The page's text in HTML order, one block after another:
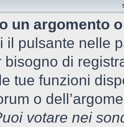
un argomento
il pulsante nelle
bisogno di
tue funzioni
o
votare nei